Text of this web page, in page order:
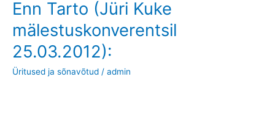
Enn Tarto (Jüri Kuke
mälestuskonverentsil
25.03.2012):
Üritused ja sõnavõtud / admin